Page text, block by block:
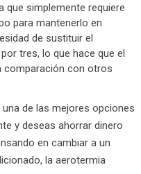
que simplemente requiere
para mantenerlo en
de sustituir el
tres, lo que hace que el
comparación con otros
de las mejores opciones
y deseas ahorrar dinero
en cambiar a un
la aerotermia